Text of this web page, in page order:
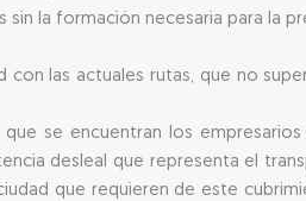
la formación necesaria para la
las actuales rutas, que no
se encuentran los
desleal que representa el
que requieren de este